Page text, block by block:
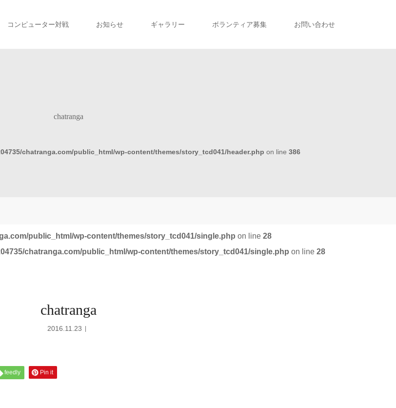
コンピューター対戦 お知らせ ギャラリー ボランティア募集 お問い合わせ
chatranga
chatranga.com/public_html/wp-content/themes/story_tcd041/header.php on line 386
public_html/wp-content/themes/story_tcd041/single.php on line 28
chatranga.com/public_html/wp-content/themes/story_tcd041/single.php on line 28
chatranga
2016.11.23
feedly Pin it